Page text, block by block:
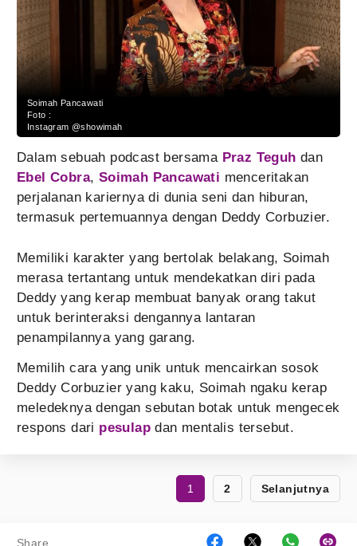
Soimah Pancawati
Foto :
Instagram @showimah
Dalam sebuah podcast bersama Praz Teguh dan
Ebel Cobra, Soimah Pancawati menceritakan
perjalanan kariernya di dunia seni dan hiburan,
termasuk pertemuannya dengan Deddy Corbuzier.
Memiliki karakter yang bertolak belakang, Soimah
merasa tertantang untuk mendekatkan diri pada
Deddy yang kerap membuat banyak orang takut
untuk berinteraksi dengannya lantaran
penampilannya yang garang.
Memilih cara yang unik untuk mencairkan sosok
Deddy Corbuzier yang kaku, Soimah ngaku kerap
meledeknya dengan sebutan botak untuk mengecek
respons dari pesulap dan mentalis tersebut.
1 2 Selanjutnya
Share